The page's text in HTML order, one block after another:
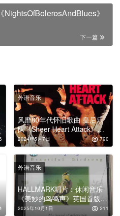
》
下一篇
风靡80年代怀旧歌曲 皇后乐
队《Sheer Heart Attack》
FLAC+MP3专辑下载
2024年5月7日 790
外语音乐
HALLMARK唱片：休闲音乐
《美妙的鸟鸣声》英国首版
[WAV+CUE]
2025年10月1日 211
外语音乐